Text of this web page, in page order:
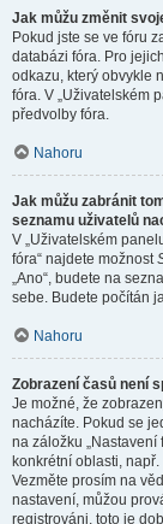
Jak můžu změnit
Pokud jste se ve fóru
databázi fóra. Pro
odkazu, který obvykle
fóra. V „Uživatelském
předvolby fóra.
Nahoru
Jak můžu zabránit
seznamu uživatelů
V „Uživatelském
fóra“ najdete možnost
„Ano“, budete na
sebe. Budete počítán
Nahoru
Zobrazení časů není
Je možné, že
nacházíte. Pokud se
na záložku
konkrétní oblasti,
Vezměte prosím na
nastavení, můžou
registrováni, toto je